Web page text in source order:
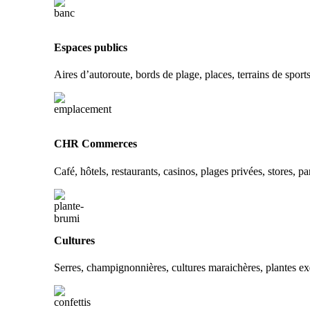
Espaces publics
Aires d’autoroute, bords de plage, places, terrains de
CHR Commerces
Café, hôtels, restaurants, casinos, plages privées, stores,
Cultures
Serres, champignonnières, cultures maraichères, plantes